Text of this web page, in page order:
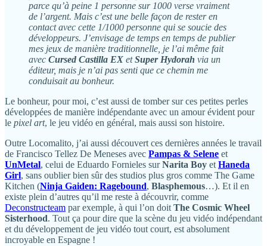
parce qu’à peine 1 personne sur 1000 verse vraiment
de l’argent. Mais c’est une belle façon de rester en
contact avec cette 1/1000 personne qui se soucie des
développeurs. J’envisage de temps en temps de publier
mes jeux de manière traditionnelle, je l’ai même fait
avec Cursed Castilla EX etSuper Hydorah via un
éditeur, mais je n’ai pas senti que ce chemin me
conduisait au bonheur.
Le bonheur, pour moi, c’est aussi de tomber sur ces petites perles
développées de manière indépendante avec un amour évident pour
le pixel art, le jeu vidéo en général, mais aussi son histoire.
Outre Locomalito, j’ai aussi découvert ces dernières années le travail
de Francisco Tellez De Meneses avec Pampas & Selene et
UnMetal, celui de Eduardo Fornieles surNarita Boy etHaneda
Girl, sans oublier bien sûr des studios plus gros comme The Game
Kitchen (Ninja Gaiden: Ragebound, Blasphemous…). Et il en
existe plein d’autres qu’il me reste à découvrir, comme
Deconstructeam par exemple, à qui l’on doitThe Cosmic Wheel
Sisterhood. Tout ça pour dire que la scène du jeu vidéo indépendant
et du développement de jeu vidéo tout court, est absolument
incroyable en Espagne !